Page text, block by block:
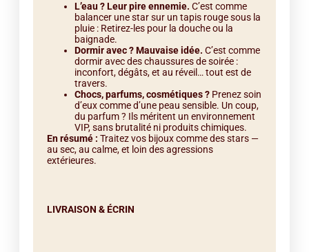
L’eau ? Leur pire ennemie. C’est comme
balancer une star sur un tapis rouge sous la
pluie : Retirez-les pour la douche ou la
baignade.
Dormir avec ? Mauvaise idée. C’est comme
dormir avec des chaussures de soirée :
inconfort, dégâts, et au réveil… tout est de
travers.
Chocs, parfums, cosmétiques ? Prenez soin
d’eux comme d’une peau sensible. Un coup,
du parfum ? Ils méritent un environnement
VIP, sans brutalité ni produits chimiques.
En résumé : Traitez vos bijoux comme des stars —
au sec, au calme, et loin des agressions
extérieures.
LIVRAISON & ÉCRIN